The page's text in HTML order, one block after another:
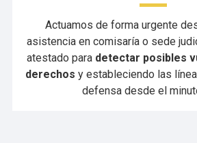
Actuamos de forma urgente
asistencia en comisaría o sede
atestado para detectar posibles
derechos y estableciendo las
defensa desde el